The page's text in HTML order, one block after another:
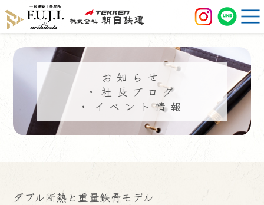
お知らせ
・社長ブログ
・イベント情報
ダブル断熱と重量鉄骨モデル